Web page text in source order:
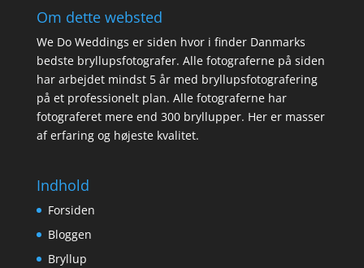
Om dette websted
We Do Weddings er siden hvor i finder Danmarks
bedste bryllupsfotografer. Alle fotograferne på siden
har arbejdet mindst 5 år med bryllupsfotografering
på et professionelt plan. Alle fotograferne har
fotograferet mere end 300 bryllupper. Her er masser
af erfaring og højeste kvalitet.
Indhold
Forsiden
Bloggen
Bryllup